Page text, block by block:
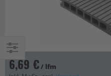
6,69 €/ lfm
Einkaufsoptionen